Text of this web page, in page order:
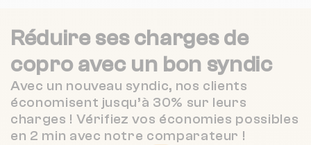
CITYA PARADIS 818 m
3.5 / 5
(691 avis)
C2 IMMO
2.8 / 5
(45 avis)
DURAND IMMOBILIER
4.7 / 5
(235 avis)
Réduire ses charges de
copro avec un bon syndic
Avec un nouveau syndic, nos clients
économisent jusqu’à 30% sur leurs
charges ! Vérifiez vos économies possibles
en 2 min avec notre comparateur !